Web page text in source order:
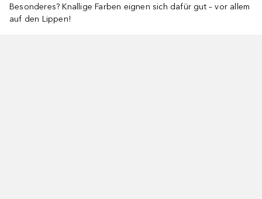
Besonderes? Knallige Farben eignen sich dafür gut – vor allem
auf den Lippen!